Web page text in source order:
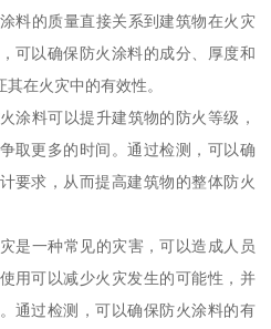
料的质量直接关系到建筑物在火灾
可以确保防火涂料的成分、厚度和
在火灾中的有效性。
涂料可以提升建筑物的防火等级，
取更多的时间。通过检测，可以确
要求，从而提高建筑物的整体防火
是一种常见的灾害，可以造成人员
用可以减少火灾发生的可能性，并
通过检测，可以确保防火涂料的有